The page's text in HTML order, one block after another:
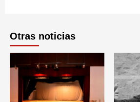
Otras noticias